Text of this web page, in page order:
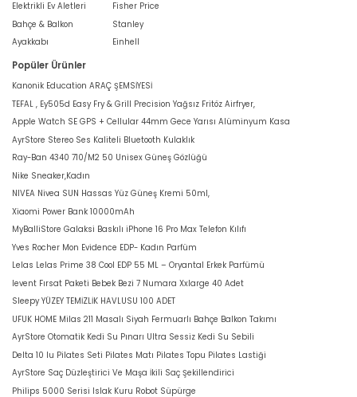
Elektrikli Ev Aletleri
Bahçe & Balkon
Ayakkabı
Fisher Price
Stanley
Einhell
Popüler Ürünler
Kanonik Education ARAÇ ŞEMSİYESİ
TEFAL , Ey505d Easy Fry & Grill Precision Yağsız Fritöz Airfryer,
Apple Watch SE GPS + Cellular 44mm Gece Yarısı Alüminyum Kasa
AyrStore Stereo Ses Kaliteli Bluetooth Kulaklık
Ray-Ban 4340 710/M2 50 Unisex Güneş Gözlüğü
Nike Sneaker,Kadın
NIVEA Nivea SUN Hassas Yüz Güneş Kremi 50ml,
Xiaomi Power Bank 10000mAh
MyBalliStore Galaksi Baskılı iPhone 16 Pro Max Telefon Kılıfı
Yves Rocher Mon Evidence EDP- Kadın Parfüm
Lelas Lelas Prime 38 Cool EDP 55 ML – Oryantal Erkek Parfümü
levent Fırsat Paketi Bebek Bezi 7 Numara Xxlarge 40 Adet
Sleepy YÜZEY TEMİZLİK HAVLUSU 100 ADET
UFUK HOME Milas 211 Masalı Siyah Fermuarlı Bahçe Balkon Takımı
AyrStore Otomatik Kedi Su Pınarı Ultra Sessiz Kedi Su Sebili
Delta 10 lu Pilates Seti Pilates Matı Pilates Topu Pilates Lastiği
AyrStore Saç Düzleştirici Ve Maşa İkili Saç Şekillendirici
Philips 5000 Serisi Islak Kuru Robot Süpürge